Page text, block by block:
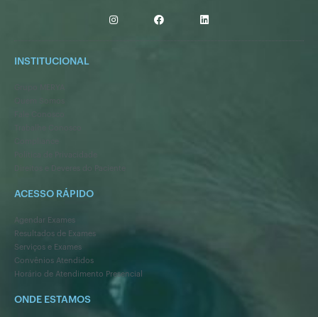
INSTITUCIONAL
ACESSO RÁPIDO
Agendar Exames
Resultados de Exames
Serviços e Exames
Convênios Atendidos
Horário de Atendimento Presencial
ONDE ESTAMOS